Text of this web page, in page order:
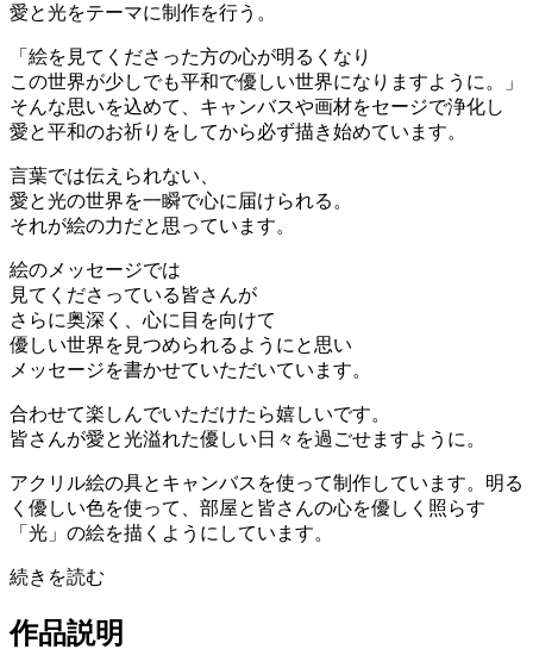
愛と光をテーマに制作を行う。
「絵を見てくださった方の心が明るくなり
この世界が少しでも平和で優しい世界になりますように。」
そんな思いを込めて、キャンバスや画材をセージで浄化し
愛と平和のお祈りをしてから必ず描き始めています。
言葉では伝えられない、
愛と光の世界を一瞬で心に届けられる。
それが絵の力だと思っています。
絵のメッセージでは
見てくださっている皆さんが
さらに奥深く、心に目を向けて
優しい世界を見つめられるようにと思い
メッセージを書かせていただいています。
合わせて楽しんでいただけたら嬉しいです。
皆さんが愛と光溢れた優しい日々を過ごせますように。
アクリル絵の具とキャンバスを使って制作しています。明る
く優しい色を使って、部屋と皆さんの心を優しく照らす
「光」の絵を描くようにしています。
続きを読む
作品説明